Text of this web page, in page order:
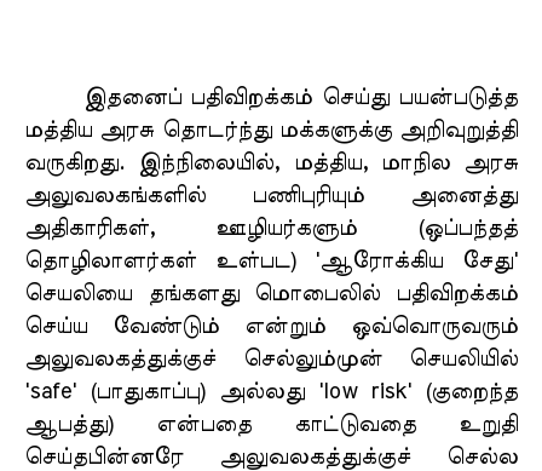
இதனைப் பதிவிறக்கம் செய்து பயன்படுத்த
மத்திய அரசு தொடர்ந்து மக்களுக்கு அறிவுறுத்தி
வருகிறது. இந்நிலையில், மத்திய, மாநில அரசு
அலுவலகங்களில் பணிபுரியும் அனைத்து
அதிகாரிகள், ஊழியர்களும் (ஒப்பந்தத்
தொழிலாளர்கள் உள்பட) 'ஆரோக்கிய சேது'
செயலியை தங்களது மொபைலில் பதிவிறக்கம்
செய்ய வேண்டும் என்றும் ஒவ்வொருவரும்
அலுவலகத்துக்குச் செல்லும்முன் செயலியில்
'safe' (பாதுகாப்பு) அல்லது 'low risk' (குறைந்த
ஆபத்து) என்பதை காட்டுவதை உறுதி
செய்தபின்னரே அலுவலகத்துக்குச் செல்ல